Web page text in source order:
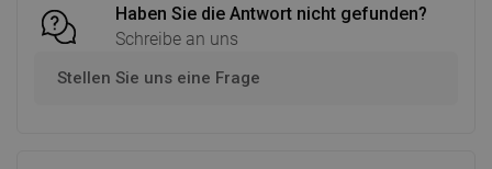
Haben Sie die Antwort nicht gefunden?
Schreibe an uns
Stellen Sie uns eine Frage